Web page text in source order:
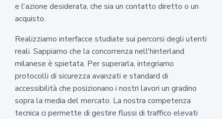
e l'azione desiderata, che sia un contatto diretto o un
acquisto.
Realizziamo interfacce studiate sui percorsi degli utenti
reali. Sappiamo che la concorrenza nell'hinterland
milanese è spietata. Per superarla, integriamo
protocolli di sicurezza avanzati e standard di
accessibilità che posizionano i nostri lavori un gradino
sopra la media del mercato. La nostra competenza
tecnica ci permette di gestire flussi di traffico elevati